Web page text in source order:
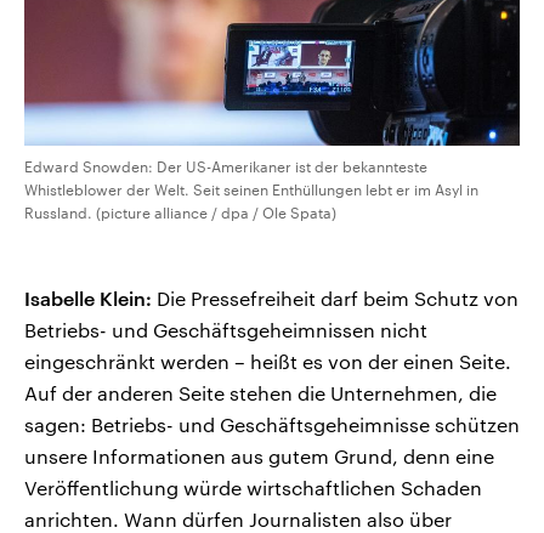
Edward Snowden: Der US-Amerikaner ist der bekannteste
Whistleblower der Welt. Seit seinen Enthüllungen lebt er im Asyl in
Russland. (picture alliance / dpa / Ole Spata)
Isabelle Klein: Die Pressefreiheit darf beim Schutz von
Betriebs- und Geschäftsgeheimnissen nicht
eingeschränkt werden – heißt es von der einen Seite.
Auf der anderen Seite stehen die Unternehmen, die
sagen: Betriebs- und Geschäftsgeheimnisse schützen
unsere Informationen aus gutem Grund, denn eine
Veröffentlichung würde wirtschaftlichen Schaden
anrichten. Wann dürfen Journalisten also über